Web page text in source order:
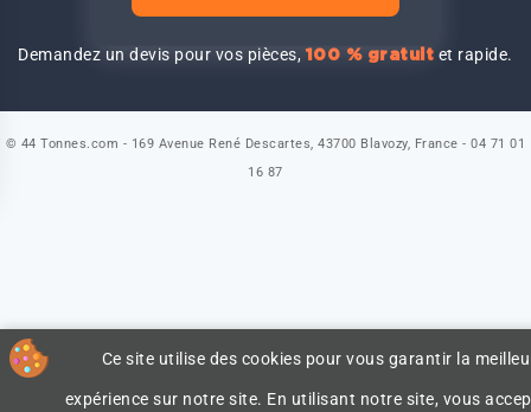
Demandez un devis pour vos pièces,100 % gratuit et rapide.
Ce site utilise des cookies pour vous garantir la
expérience sur notre site. En utilisant notre site, vous
© 44 Tonnes.com - 169 Avenue René Descartes, 43700 Blavozy, France - 04 71 01
16 87